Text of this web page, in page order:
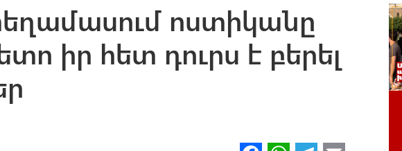
ոստիկանը
իր հետ դուրս է բերել